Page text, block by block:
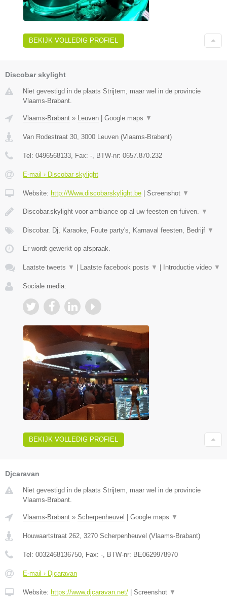
BEKIJK VOLLEDIG PROFIEL
Discobar skylight
Niet gevestigd in de plaats Strijtem, maar wel in de provincie
Vlaams-Brabant.
Vlaams-Brabant » Leuven Google maps ▼
Van Rodestraat 30, 3000 Leuven (Vlaams-Brabant)
Tel: 0496568133, Fax: -, BTW-nr: 0657.870.232
E-mail › Discobar skylight
Website: http://Www.discobarskylight.be Screenshot ▼
Discobar.skylight voor ambiance op al uw feesten en fuiven. ▼
Discobar. Dj, Karaoke, Foute party's, Karnaval feesten, Bedrijf ▼
Er wordt gewerkt op afspraak.
Laatste tweets ▼ Laatste facebook posts ▼ Introductie video ▼
Sociale media:
BEKIJK VOLLEDIG PROFIEL
Djcaravan
Niet gevestigd in de plaats Strijtem, maar wel in de provincie
Vlaams-Brabant.
Vlaams-Brabant » Scherpenheuvel | Google maps ▼
Houwaartstraat 262 3270 Scherpenheuvel (Vlaams-Brabant)
Tel: 0032468136750 , Fax: - , BTW-nr: BE0629978970
E-mail › Djcaravan
Website: https://www.djcaravan.net/ | Screenshot ▼